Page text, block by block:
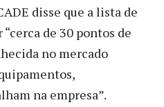
disse que a lista de
de 30 pontos de
no mercado
na empresa”.